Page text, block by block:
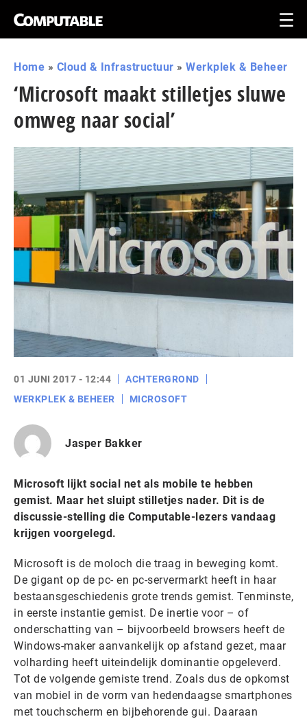
Home » Cloud & Infrastructuur » Werkplek & Beheer
‘Microsoft maakt stilletjes sluwe
omweg naar social’
01 JUNI 2017 - 12:44
ACHTERGROND
WERKPLEK & BEHEER
MICROSOFT
Jasper Bakker
Microsoft lijkt social net als mobile te hebben
gemist. Maar het sluipt stilletjes nader. Dit is de
discussie-stelling die Computable-lezers vandaag
krijgen voorgelegd.
Microsoft is de moloch die traag in beweging komt.
De gigant op de pc- en pc-servermarkt heeft in haar
bestaansgeschiedenis grote trends gemist. Tenminste,
in eerste instantie gemist. De inertie voor – of
onderschatting van – bijvoorbeeld browsers heeft de
Windows-maker aanvankelijk op afstand gezet, maar
volharding heeft uiteindelijk dominantie opgeleverd.
Tot de volgende gemiste trend. Zoals dus de opkomst
van mobiel in de vorm van hedendaagse smartphones
met touchscherm en bijbehorende gui. Daaraan